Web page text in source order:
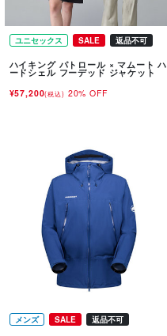
ユニセックス SALE 返品不可
ハイキング パトロール × マムート ハ
ードシェル フーデッド ジャケット
¥57,200(税込) 20% OFF
メンズ SALE 返品不可